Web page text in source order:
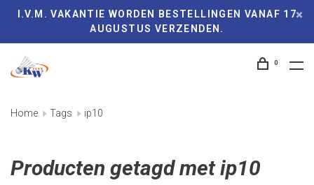
I.V.M. VAKANTIE WORDEN BESTELLINGEN VANAF 17
AUGUSTUS VERZENDEN.
0
Home Tags ip10
Producten getagd met ip10